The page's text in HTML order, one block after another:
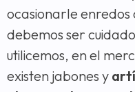
ocasionarle enredos
debemos ser
utilicemos, en el
existen jabones y